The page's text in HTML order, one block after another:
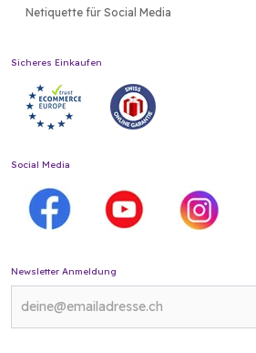
Netiquette für Social Media
Sicheres Einkaufen
Social Media
Newsletter Anmeldung